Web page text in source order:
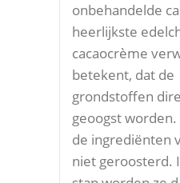
onbehandelde
heerlijkste
cacaocrème
betekent, dat de
grondstoffen
geoogst
de ingrediënten
niet geroosterd.